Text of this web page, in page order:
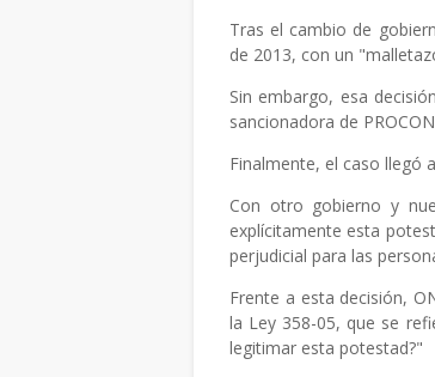
Tras el cambio de
de 2013, con un
Sin embargo, esa
sancionadora de
Finalmente, el caso llegó
Con otro gobierno y
explícitamente esta
perjudicial para las
Frente a esta decisión,
la Ley 358-05, que se
legitimar esta potestad?"